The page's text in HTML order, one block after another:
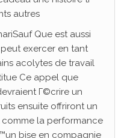
autres
Que est aussi
exercer en tant
acolytes de travail
Ce appel que
Г©crire un
ensuite offriront un
comme la performance
bise en compagnie